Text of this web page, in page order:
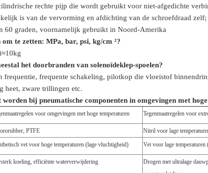
rechte pijp die wordt gebruikt voor niet-afgedichte
is van de vervorming en afdichting van de schroefdraad
60 graden, voornamelijk gebruikt in Noord-Amerika
te zetten: MPa, bar, psi, kg/cm ²?
het doorbranden van solenoïdeklep-spoelen?
frequentie, frequente schakeling, pilotkop die vloeistof
heet, zware trillingen etc.
bij pneumatische componenten in omgevingen met
voor omgevingen met hoge temperaturen Tegenmaatregelen voor
PTFE
Nitril voor lage
vet voor hoge temperaturen (lage vluchtigheid) Vet voor lage
koeling, efficiënte waterverwijdering
Drogen met ultralage